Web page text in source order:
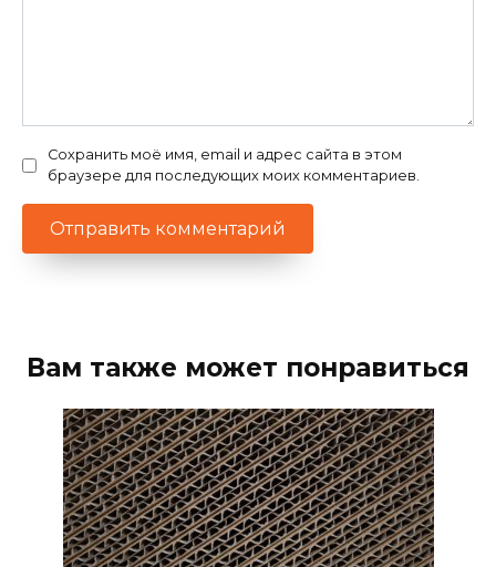
Сохранить моё имя, email и адрес сайта в этом
браузере для последующих моих комментариев.
Вам также может понравиться